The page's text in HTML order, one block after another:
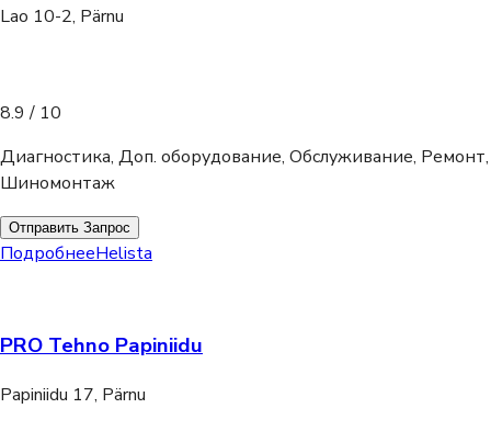
Lao 10-2, Pärnu
8.9 / 10
Диагностика, Доп. оборудование, Обслуживание, Ремонт,
Шиномонтаж
Отправить Запрос
ПодробнееHelista
PRO Tehno Papiniidu
Papiniidu 17, Pärnu